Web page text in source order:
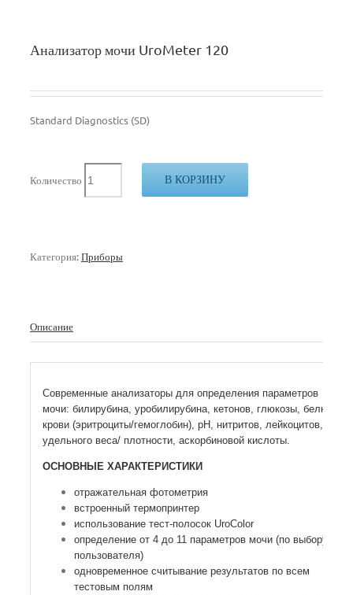
Анализатор мочи UroMeter 120
Standard Diagnostics (SD)
Количество В КОРЗИНУ
Категория:Приборы
Описание
Современные анализаторы для определения параметров
мочи: билирубина, уробилирубина, кетонов, глюкозы, белка,
крови (эритроциты/гемоглобин), рН, нитритов, лейкоцитов,
удельного веса/ плотности, аскорбиновой кислоты.
ОСНОВНЫЕ ХАРАКТЕРИСТИКИ
отражательная фотометрия
встроенный термопринтер
использование тест-полосок UroColor
определение от 4 до 11 параметров мочи (по выбору
пользователя)
одновременное считывание результатов по всем
тестовым полям